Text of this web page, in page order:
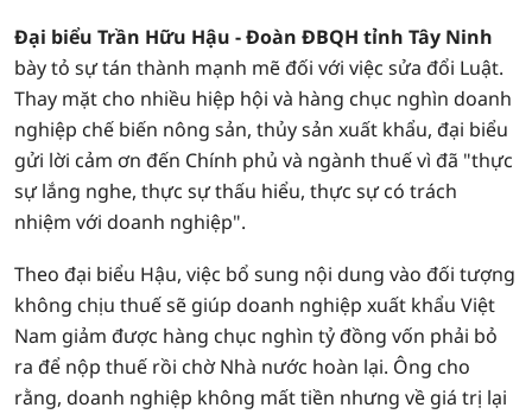
Đại biểu Trần Hữu Hậu - Đoàn ĐBQH tỉnh Tây Ninh
bày tỏ sự tán thành mạnh mẽ đối với việc sửa đổi Luật.
Thay mặt cho nhiều hiệp hội và hàng chục nghìn doanh
nghiệp chế biến nông sản, thủy sản xuất khẩu, đại biểu
gửi lời cảm ơn đến Chính phủ và ngành thuế vì đã "thực
sự lắng nghe, thực sự thấu hiểu, thực sự có trách
nhiệm với doanh nghiệp".
Theo đại biểu Hậu, việc bổ sung nội dung vào đối tượng
không chịu thuế sẽ giúp doanh nghiệp xuất khẩu Việt
Nam giảm được hàng chục nghìn tỷ đồng vốn phải bỏ
ra để nộp thuế rồi chờ Nhà nước hoàn lại. Ông cho
rằng, doanh nghiệp không mất tiền nhưng về giá trị lại